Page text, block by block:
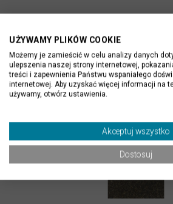
PRODUKTY
UŻYWAMY PLIKÓW COOKIE
Możemy je zamieścić w celu analizy danych
ulepszenia naszej strony internetowej,
treści i zapewnienia Państwu wspaniałego
internetowej. Aby uzyskać więcej informacji na
używamy, otwórz ustawienia.
Akceptuj wszystko
Dostosuj